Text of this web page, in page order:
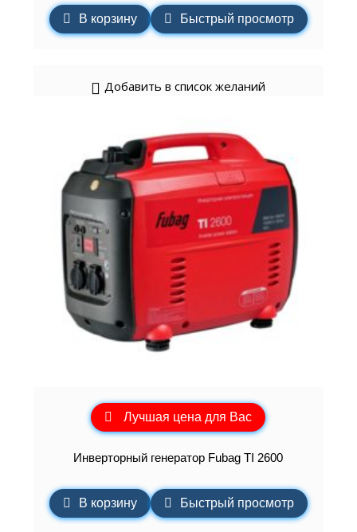
В корзину Быстрый просмотр
Добавить в список желаний
Лучшая цена для Вас
Инверторный генератор Fubag TI 2600
В корзину Быстрый просмотр